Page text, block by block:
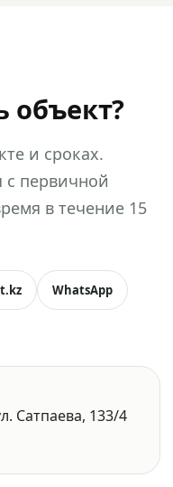
объект?
и сроках.
с первичной
в течение 15
WhatsApp
Сатпаева, 133/4